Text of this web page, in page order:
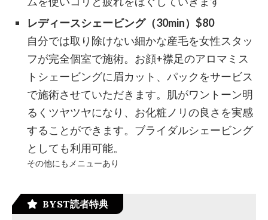
レディースシェービング（30min）$80
自分では取り除けない細かな産毛を女性スタッ
フが完全個室で施術。お顔+襟足のアロマミス
トシェービングに眉カット、パックをサービス
で施術させていただきます。肌がワントーン明
るくツヤツヤになり、お化粧ノリの良さを実感
することができます。ブライダルシェービング
としても利用可能。
その他にもメニューあり
BYST読者特典